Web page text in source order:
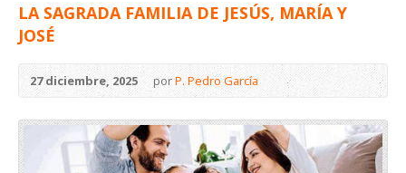
LA SAGRADA FAMILIA DE JESÚS, MARÍA Y
JOSÉ
27 diciembre, 2025 porP. Pedro García